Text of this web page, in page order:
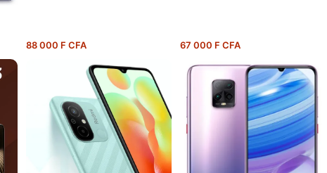
88 000 F CFA 67 000 F CFA